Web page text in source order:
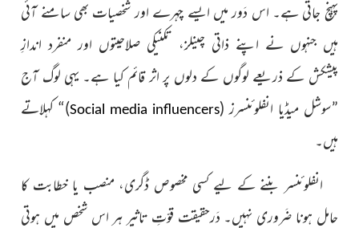
پہنچ جاتی ہے۔ اس دَور میں ایسے چہرے اور شخصیات بھی سامنے آئی
ہیں جنہوں نے اپنے ذاتی چینلز، تکنیکی صلاحیتوں اور منفرد اندازِ
پیشکش کے ذریعے لوگوں کے دلوں پر اثر قائم کیا ہے۔ یہی لوگ آج
”سوشل میڈیا انفلوئنسرز (Social media influencers)“ کہلاتے
ہیں۔
انفلوئنسر بننے کے لیے کسی مخصوص ڈگری، منصب یا خطابتکا
حامل ہونا ضَروری نہیں۔ دَرحقیقت قوّتِ تاثیر ہر اس شخص میں ہوتی